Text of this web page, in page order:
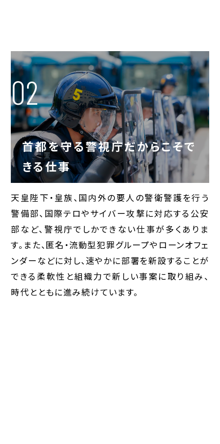
02
首都を守る警視庁だからこそで
きる仕事
天皇陛下・皇族、国内外の要人の警衛警護を行う
警備部、国際テロやサイバー攻撃に対応する公安
部など、警視庁でしかできない仕事が多くありま
す。また、匿名・流動型犯罪グループやローンオフェ
ンダーなどに対し、速やかに部署を新設することが
できる柔軟性と組織力で新しい事案に取り組み、
時代とともに進み続けています。